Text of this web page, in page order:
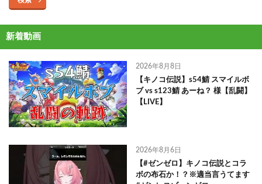
新着動画
2026年8月8日
【キノコ伝説】s54鯖 スマイルボ
ブ vs s123鯖 あーね？ 様【乱闘】
【LIVE】
2026年8月6日
【#ゼンゼロ】キノコ伝説とコラ
ボの布石か！？※適当言うてます